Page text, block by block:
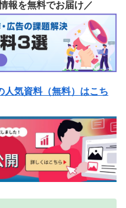
報を無料でお届け／
人気資料（無料）はこち